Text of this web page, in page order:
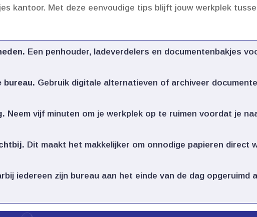
kantoor.​ Met deze eenvoudige tips blijft jouw werkplek
Een penhouder, ladeverdelers en documentenbakjes
bureau.​ Gebruik digitale alternatieven of archiveer
Neem vijf minuten om je werkplek op te ruimen voordat je
Dit maakt het makkelijker om onnodige papieren direct
iedereen zijn bureau aan het einde van de dag opgeruimd